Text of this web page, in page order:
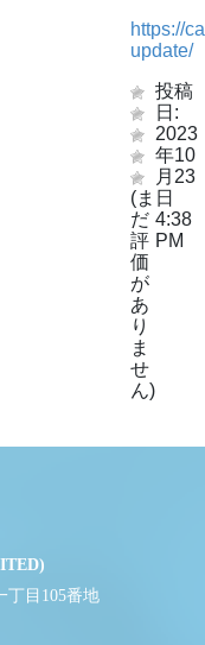
https://
update/
(ま
だ
評
価
が
あ
り
ま
せ
ん)
投稿
日:
2023
年10
月23
日
4:38
PM
丁目105番地